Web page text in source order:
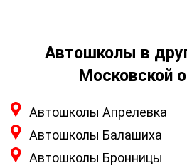
Автошколы в
Московской
Автошколы Апрелевка
Автошколы Балашиха
Автошколы Бронницы